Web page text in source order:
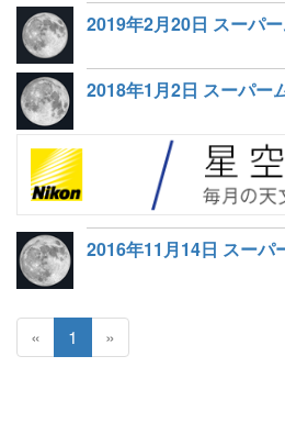
2019年2月20日 スーパ
2018年1月2日 スーパー
2016年11月14日 スーパ
« 1 »